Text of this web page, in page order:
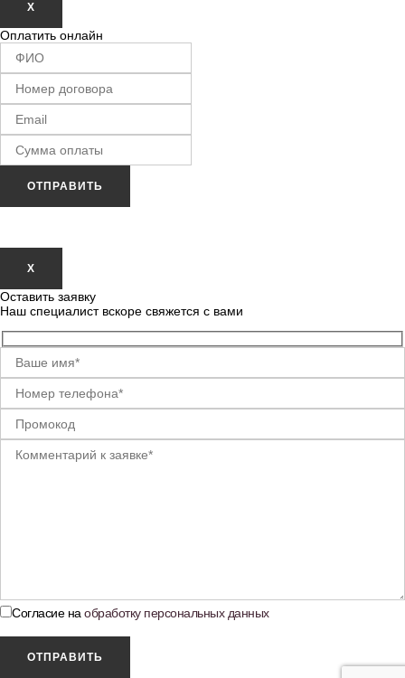
X
Оплатить онлайн
ОТПРАВИТЬ
Х
Оставить заявку
Наш специалист вскоре свяжется с вами
Согласие на обработку персональных данных